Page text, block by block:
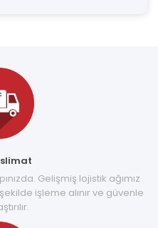
Gelişmiş lojistik ağımız
işleme alınır ve güvenle